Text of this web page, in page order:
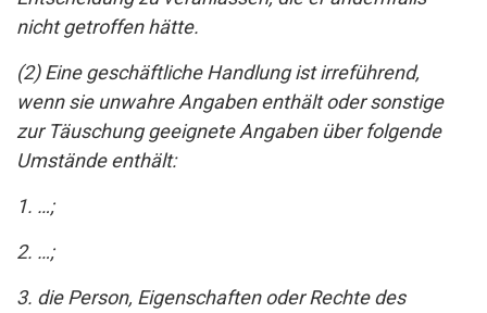
nicht getroffen hätte.
(2) Eine geschäftliche Handlung ist irreführend,
wenn sie unwahre Angaben enthält oder sonstige
zur Täuschung geeignete Angaben über folgende
Umstände enthält:
1. …;
2. …;
3. die Person, Eigenschaften oder Rechte des